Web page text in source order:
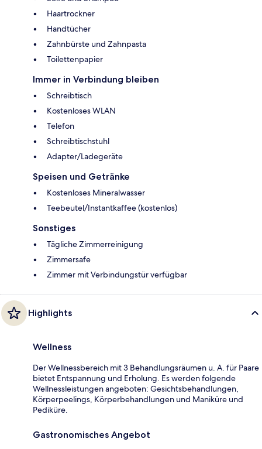
Haartrockner
Handtücher
Zahnbürste und Zahnpasta
Toilettenpapier
Immer in Verbindung bleiben
Schreibtisch
Kostenloses WLAN
Telefon
Schreibtischstuhl
Adapter/Ladegeräte
Speisen und Getränke
Kostenloses Mineralwasser
Teebeutel/Instantkaffee (kostenlos)
Sonstiges
Tägliche Zimmerreinigung
Zimmersafe
Zimmer mit Verbindungstür verfügbar
Highlights
Wellness
Der Wellnessbereich mit 3 Behandlungsräumen u. A. für Paare
bietet Entspannung und Erholung. Es werden folgende
Wellnessleistungen angeboten: Gesichtsbehandlungen,
Körperpeelings, Körperbehandlungen und Maniküre und
Pediküre.
Gastronomisches Angebot